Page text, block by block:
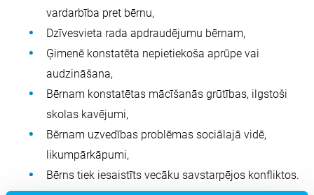
vardarbība pret bērnu,
Dzīvesvieta rada apdraudējumu bērnam,
Ģimenē konstatēta nepietiekoša aprūpe vai
audzināšana,
Bērnam konstatētas mācīšanās grūtības, ilgstoši
skolas kavējumi,
Bērnam uzvedības problēmas sociālajā vidē,
likumpārkāpumi,
Bērns tiek iesaistīts vecāku savstarpējos konfliktos.